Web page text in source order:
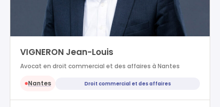
VIGNERON Jean-Louis
Avocat en droit commercial et des affaires à Nantes
●Nantes Droit commercial et des affaires